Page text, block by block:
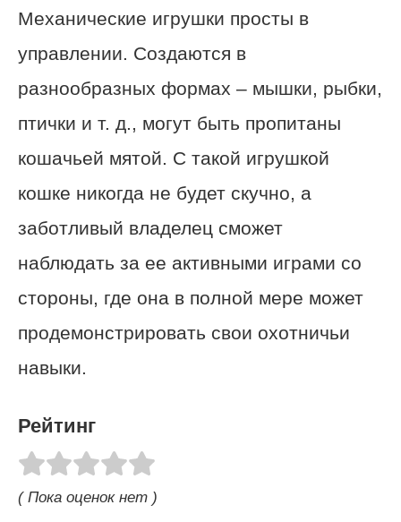
Механические игрушки просты в
управлении. Создаются в
разнообразных формах – мышки, рыбки,
птички и т. д., могут быть пропитаны
кошачьей мятой. С такой игрушкой
кошке никогда не будет скучно, а
заботливый владелец сможет
наблюдать за ее активными играми со
стороны, где она в полной мере может
продемонстрировать свои охотничьи
навыки.
Рейтинг
( Пока оценок нет )